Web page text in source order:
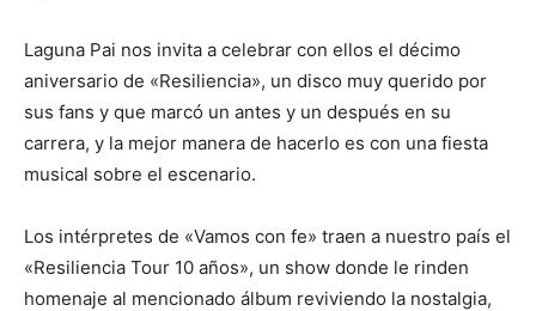
Laguna Pai nos invita a celebrar con ellos el décimo
aniversario de «Resiliencia», un disco muy querido por
sus fans y que marcó un antes y un después en su
carrera, y la mejor manera de hacerlo es con una fiesta
musical sobre el escenario.
Los intérpretes de «Vamos con fe» traen a nuestro país el
«Resiliencia Tour 10 años», un show donde le rinden
homenaje al mencionado álbum reviviendo la nostalgia,